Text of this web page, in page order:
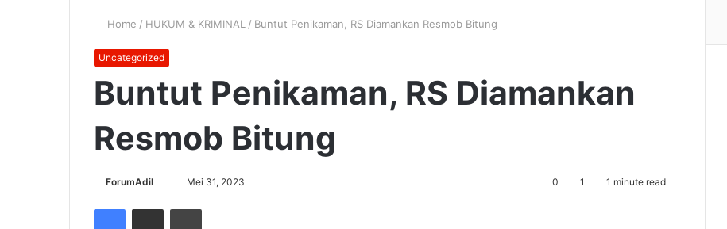
Home / HUKUM & KRIMINAL / Buntut Penikaman, RS Diamankan Resmob Bitung
Uncategorized
Buntut Penikaman, RS Diamankan
Resmob Bitung
ForumAdil Mei 31, 2023 0 1 1 minute read
FacebookShare via Email Cetak